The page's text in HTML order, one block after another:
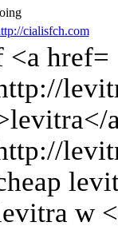
cialisfch.com
<a href=
w